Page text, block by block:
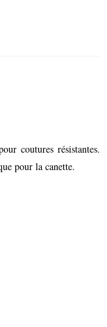
coutures résistantes.
pour la canette.